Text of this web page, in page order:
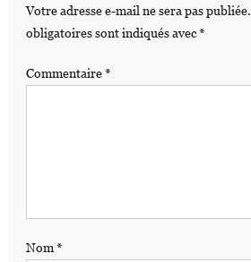
Votre adresse e-mail ne sera pas publiée.
obligatoires sont indiqués avec*
Commentaire*
Nom*